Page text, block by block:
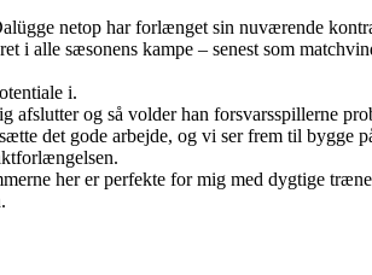
netop har forlænget sin nuværende
alle sæsonens kampe – senest som
i.
og så volder han forsvarsspillerne
det gode arbejde, og vi ser frem til bygge
her er perfekte for mig med dygtige